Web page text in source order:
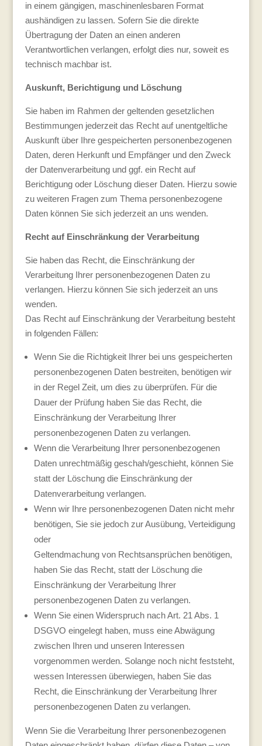
in einem gängigen, maschinenlesbaren Format
aushändigen zu lassen. Sofern Sie die direkte
Übertragung der Daten an einen anderen
Verantwortlichen verlangen, erfolgt dies nur, soweit es
technisch machbar ist.
Auskunft, Berichtigung und Löschung
Sie haben im Rahmen der geltenden gesetzlichen
Bestimmungen jederzeit das Recht auf unentgeltliche
Auskunft über Ihre gespeicherten personenbezogenen
Daten, deren Herkunft und Empfänger und den Zweck
der Datenverarbeitung und ggf. ein Recht auf
Berichtigung oder Löschung dieser Daten. Hierzu sowie
zu weiteren Fragen zum Thema personenbezogene
Daten können Sie sich jederzeit an uns wenden.
Recht auf Einschränkung der Verarbeitung
Sie haben das Recht, die Einschränkung der
Verarbeitung Ihrer personenbezogenen Daten zu
verlangen. Hierzu können Sie sich jederzeit an uns
wenden.
Das Recht auf Einschränkung der Verarbeitung besteht
in folgenden Fällen:
Wenn Sie die Richtigkeit Ihrer bei uns gespeicherten
personenbezogenen Daten bestreiten, benötigen wir
in der Regel Zeit, um dies zu überprüfen. Für die
Dauer der Prüfung haben Sie das Recht, die
Einschränkung der Verarbeitung Ihrer
personenbezogenen Daten zu verlangen.
Wenn die Verarbeitung Ihrer personenbezogenen
Daten unrechtmäßig geschah/geschieht, können Sie
statt der Löschung die Einschränkung der
Datenverarbeitung verlangen.
Wenn wir Ihre personenbezogenen Daten nicht mehr
benötigen, Sie sie jedoch zur Ausübung, Verteidigung
oder
Geltendmachung von Rechtsansprüchen benötigen,
haben Sie das Recht, statt der Löschung die
Einschränkung der Verarbeitung Ihrer
personenbezogenen Daten zu verlangen.
Wenn Sie einen Widerspruch nach Art. 21 Abs. 1
DSGVO eingelegt haben, muss eine Abwägung
zwischen Ihren und unseren Interessen
vorgenommen werden. Solange noch nicht feststeht,
wessen Interessen überwiegen, haben Sie das
Recht, die Einschränkung der Verarbeitung Ihrer
personenbezogenen Daten zu verlangen.
Wenn Sie die Verarbeitung Ihrer personenbezogenen